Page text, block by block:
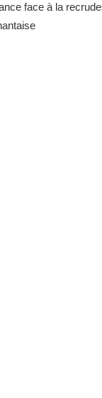
face à la